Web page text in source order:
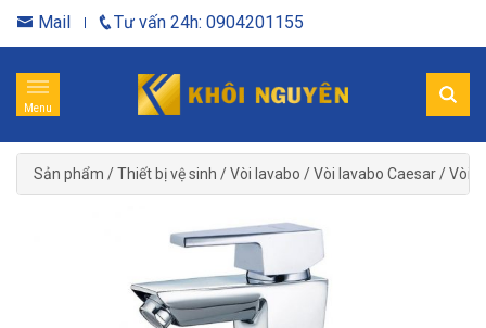
Mail Tư vấn 24h: 0904201155
Menu
Sản phẩm /Thiết bị vệ sinh /Vòi lavabo /Vòi lavabo Caesar/Vòi